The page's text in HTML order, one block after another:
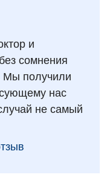
и
сомнения
Мы получили
нас
не самый